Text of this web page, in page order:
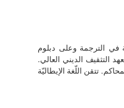
في الترجمة وعلى دبلوم
التثقيف الديني العالي.
تتقن اللّغة الإيطاليّة